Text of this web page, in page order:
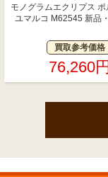
モノグラムエクリプス ポ
ユマルコ M62545 新品
買取参考価格
76,260円